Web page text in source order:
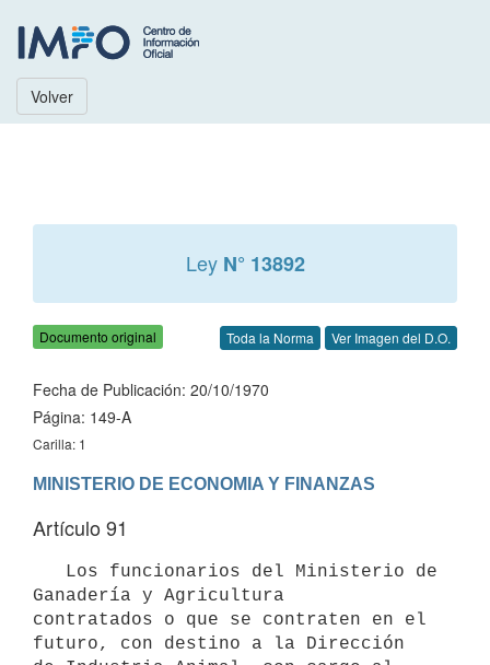
Volver
Ley N° 13892
Documento original Toda la Norma Ver Imagen del D.O.
Fecha de Publicación: 20/10/1970
Página: 149-A
Carilla: 1
MINISTERIO DE ECONOMIA Y FINANZAS
Artículo 91
Ganadería y Agricultura
contratados o que se contraten en el
futuro, con destino a la Dirección